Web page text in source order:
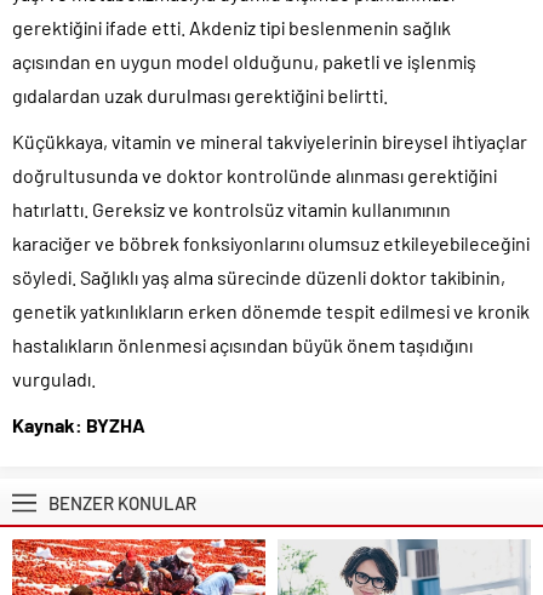
gerektiğini ifade etti. Akdeniz tipi beslenmenin sağlık
açısından en uygun model olduğunu, paketli ve işlenmiş
gıdalardan uzak durulması gerektiğini belirtti.
Küçükkaya, vitamin ve mineral takviyelerinin bireysel ihtiyaçlar
doğrultusunda ve doktor kontrolünde alınması gerektiğini
hatırlattı. Gereksiz ve kontrolsüz vitamin kullanımının
karaciğer ve böbrek fonksiyonlarını olumsuz etkileyebileceğini
söyledi. Sağlıklı yaş alma sürecinde düzenli doktor takibinin,
genetik yatkınlıkların erken dönemde tespit edilmesi ve kronik
hastalıkların önlenmesi açısından büyük önem taşıdığını
vurguladı.
Kaynak: BYZHA
BENZER KONULAR